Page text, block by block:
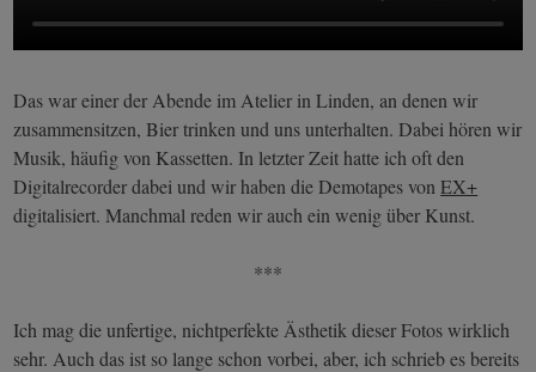
Das war einer der Abende im Atelier in Linden, an denen wir
zusammensitzen, Bier trinken und uns unterhalten. Dabei hören wir
Musik, häufig von Kassetten. In letzter Zeit hatte ich oft den
Digitalrecorder dabei und wir haben die Demotapes vonEX+
digitalisiert. Manchmal reden wir auch ein wenig über Kunst.
***
Ich mag die unfertige, nichtperfekte Ästhetik dieser Fotos wirklich
sehr. Auch das ist so lange schon vorbei, aber, ich schrieb es bereits